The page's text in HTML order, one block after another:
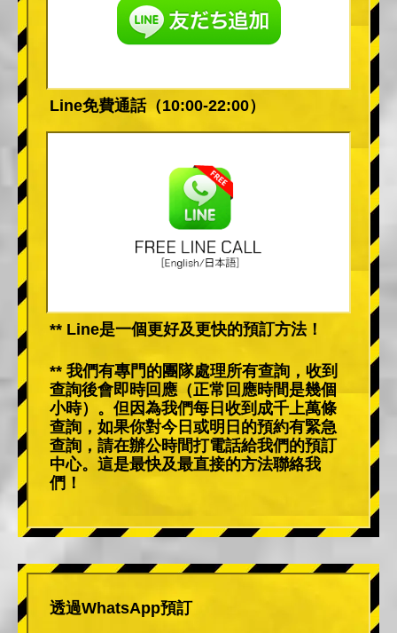
Line免費通話（10:00-22:00）
** Line是一個更好及更快的預訂方法！
** 我們有專門的團隊處理所有查詢，收到
查詢後會即時回應（正常回應時間是幾個
小時）。但因為我們每日收到成千上萬條
查詢，如果你對今日或明日的預約有緊急
查詢，請在辦公時間打電話給我們的預訂
中心。這是最快及最直接的方法聯絡我
們！
透過WhatsApp預訂